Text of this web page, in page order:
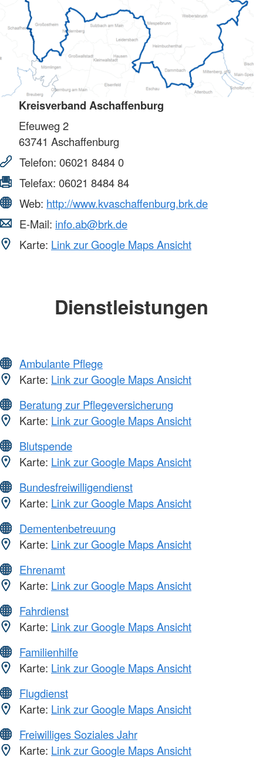
Kreisverband Aschaffenburg
Efeuweg 2
63741 Aschaffenburg
Telefon: 06021 8484 0
Telefax: 06021 8484 84
Web: http://www.kvaschaffenburg.brk.de
E-Mail: info.ab@brk.de
Karte: Link zur Google Maps Ansicht
Dienstleistungen
Ambulante Pflege
Karte: Link zur Google Maps Ansicht
Beratung zur Pflegeversicherung
Karte: Link zur Google Maps Ansicht
Blutspende
Karte: Link zur Google Maps Ansicht
Bundesfreiwilligendienst
Karte: Link zur Google Maps Ansicht
Dementenbetreuung
Karte: Link zur Google Maps Ansicht
Ehrenamt
Karte: Link zur Google Maps Ansicht
Fahrdienst
Karte: Link zur Google Maps Ansicht
Familienhilfe
Karte: Link zur Google Maps Ansicht
Flugdienst
Karte: Link zur Google Maps Ansicht
Freiwilliges Soziales Jahr
Karte: Link zur Google Maps Ansicht